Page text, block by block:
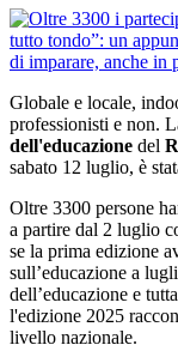
Globale e locale,
professionisti e non.
dell'educazione del
sabato 12 luglio, è
Oltre 3300 persone
a partire dal 2 luglio
se la prima edizione
sull’educazione a
dell’educazione e
l'edizione 2025
livello nazionale.